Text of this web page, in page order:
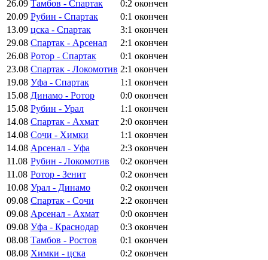
26.09 Тамбов - Спартак 0:2 окончен
20.09 Рубин - Спартак 0:1 окончен
13.09 цска - Спартак 3:1 окончен
29.08 Спартак - Арсенал 2:1 окончен
26.08 Ротор - Спартак 0:1 окончен
23.08 Спартак - Локомотив 2:1 окончен
19.08 Уфа - Спартак 1:1 окончен
15.08 Динамо - Ротор 0:0 окончен
15.08 Рубин - Урал 1:1 окончен
14.08 Спартак - Ахмат 2:0 окончен
14.08 Сочи - Химки 1:1 окончен
14.08 Арсенал - Уфа 2:3 окончен
11.08 Рубин - Локомотив 0:2 окончен
11.08 Ротор - Зенит 0:2 окончен
10.08 Урал - Динамо 0:2 окончен
09.08 Спартак - Сочи 2:2 окончен
09.08 Арсенал - Ахмат 0:0 окончен
09.08 Уфа - Краснодар 0:3 окончен
08.08 Тамбов - Ростов 0:1 окончен
08.08 Химки - цска 0:2 окончен